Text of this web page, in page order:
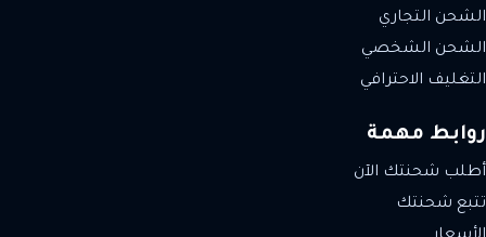
الشحن التجاري
الشحن الشخصي
التغليف الاحترافي
روابط مهمة
أطلب شحنتك الآن
تتبع شحنتك